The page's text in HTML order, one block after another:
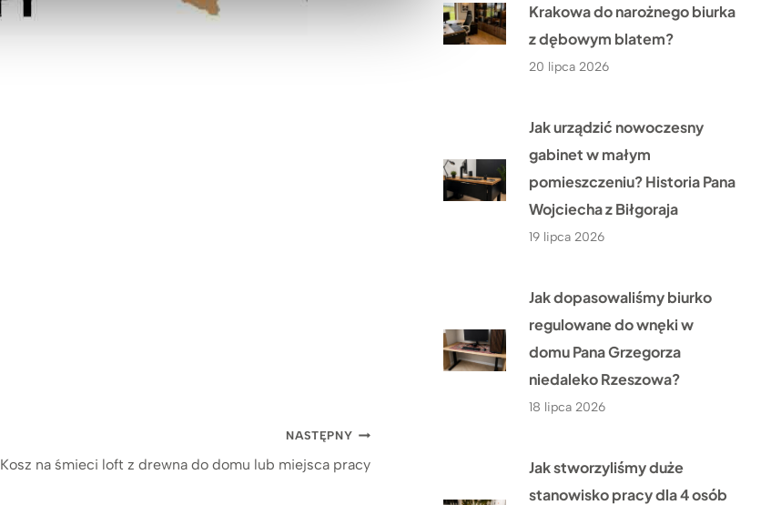
NASTĘPNY
Kosz na śmieci loft z drewna do domu lub miejsca pracy
Krakowa do narożnego biurka
z dębowym blatem?
20 lipca 2026
Jak urządzić nowoczesny
gabinet w małym
pomieszczeniu? Historia Pana
Wojciecha z Biłgoraja
19 lipca 2026
Jak dopasowaliśmy biurko
regulowane do wnęki w
domu Pana Grzegorza
niedaleko Rzeszowa?
18 lipca 2026
Jak stworzyliśmy duże
stanowisko pracy dla 4 osób